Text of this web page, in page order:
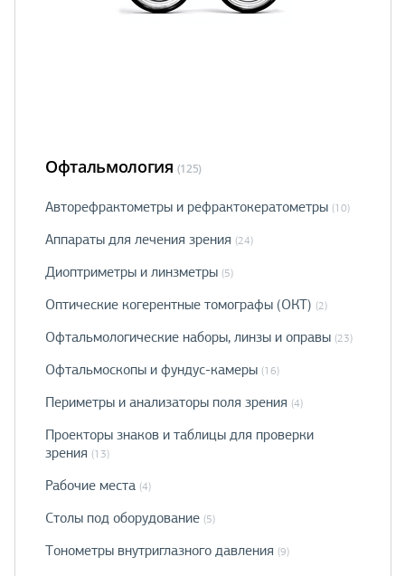
Офтальмология (125)
Авторефрактометры и рефрактокератометры (10)
Аппараты для лечения зрения (24)
Диоптриметры и линзметры (5)
Оптические когерентные томографы (ОКТ) (2)
Офтальмологические наборы, линзы и оправы (23)
Офтальмоскопы и фундус-камеры (16)
Периметры и анализаторы поля зрения (4)
Проекторы знаков и таблицы для проверки
зрения (13)
Рабочие места (4)
Столы под оборудование (5)
Тонометры внутриглазного давления (9)